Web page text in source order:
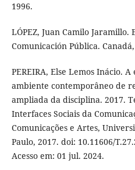
1996.
LÓPEZ, Juan Camilo
Comunicación Pública.
PEREIRA, Else Lemos Inácio.
ambiente contemporâneo de
ampliada da disciplina. 2017.
Interfaces Sociais da
Comunicações e Artes,
Paulo, 2017. doi: 10.11606/
Acesso em: 01 jul. 2024.